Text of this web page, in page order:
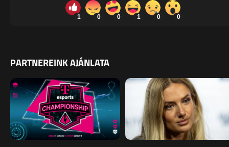
1 0 0 1 0 0
PARTNEREINK AJÁNLATA